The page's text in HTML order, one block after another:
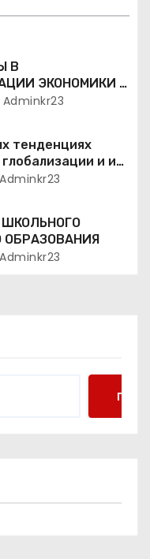
В
ЭКОНОМИКИ В
ГАРМОНИЗАЦИИ
Adminkr23
тенденциях
и их
и
Adminkr23
ОБРАЗОВАНИЯ
Adminkr23
Поиск